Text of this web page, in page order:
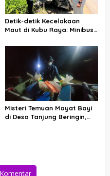
Detik-detik Kecelakaan
Maut di Kubu Raya: Minibus
Tabrak Truk
Misteri Temuan Mayat Bayi
di Desa Tanjung Beringin,